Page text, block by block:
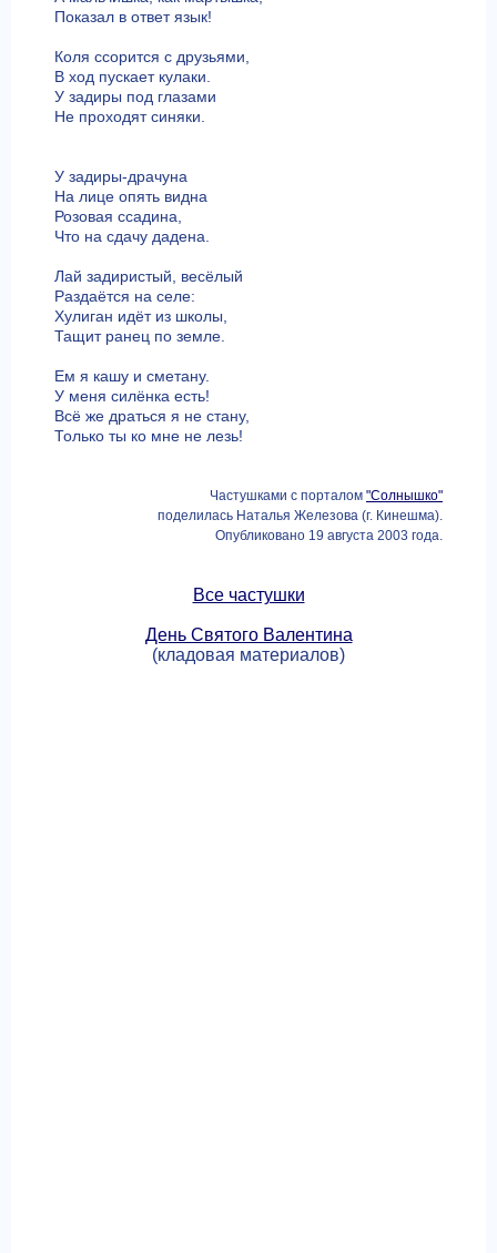
Показал в ответ язык!
Коля ссорится с друзьями,
В ход пускает кулаки.
У задиры под глазами
Не проходят синяки.
У задиры-драчуна
На лице опять видна
Розовая ссадина,
Что на сдачу дадена.
Лай задиристый, весёлый
Раздаётся на селе:
Хулиган идёт из школы,
Тащит ранец по земле.
Ем я кашу и сметану.
У меня силёнка есть!
Всё же драться я не стану,
Только ты ко мне не лезь!
Частушками с порталом "Солнышко"
поделилась Наталья Железова (г. Кинешма).
Опубликовано 19 августа 2003 года.
Все частушки
День Святого Валентина
(кладовая материалов)